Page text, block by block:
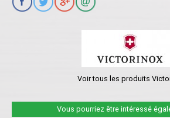
Voir tous les produits
Vous pourriez être intéressé